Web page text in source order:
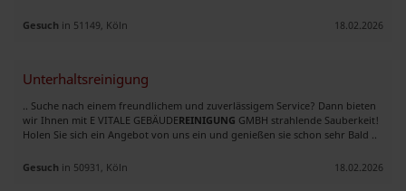
Gesuch in 51149, Köln 18.02.2026
Unterhaltsreinigung
.. Suche nach einem freundlichem und zuverlässigem Service? Dann bieten
wir Ihnen mit E VITALE GEBÄUDEREINIGUNG GMBH strahlende Sauberkeit!
Holen Sie sich ein Angebot von uns ein und genießen sie schon sehr Bald ..
Gesuch in 50931, Köln 18.02.2026